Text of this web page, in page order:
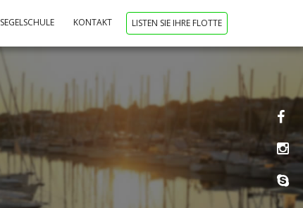
SEGELSCHULE KONTAKT LISTEN SIE IHRE FLOTTE